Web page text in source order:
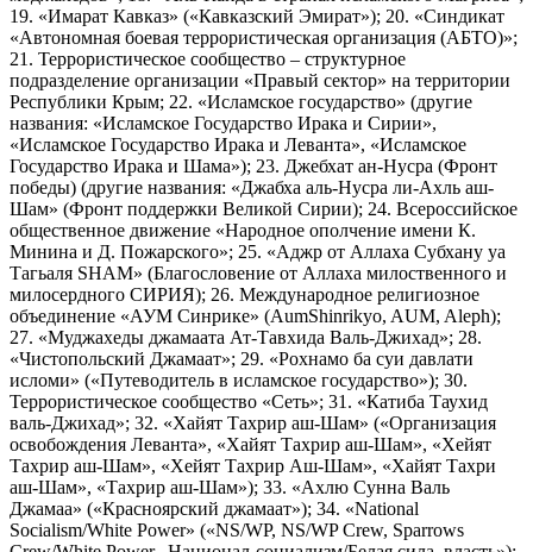
19. «Имарат Кавказ» («Кавказский Эмират»); 20. «Синдикат
«Автономная боевая террористическая организация (АБТО)»;
21. Террористическое сообщество – структурное
подразделение организации «Правый сектор» на территории
Республики Крым; 22. «Исламское государство» (другие
названия: «Исламское Государство Ирака и Сирии»,
«Исламское Государство Ирака и Леванта», «Исламское
Государство Ирака и Шама»); 23. Джебхат ан-Нусра (Фронт
победы) (другие названия: «Джабха аль-Нусра ли-Ахль аш-
Шам» (Фронт поддержки Великой Сирии); 24. Всероссийское
общественное движение «Народное ополчение имени К.
Минина и Д. Пожарского»; 25. «Аджр от Аллаха Субхану уа
Тагьаля SHAM» (Благословение от Аллаха милоственного и
милосердного СИРИЯ); 26. Международное религиозное
объединение «АУМ Синрике» (AumShinrikyo, AUM, Aleph);
27. «Муджахеды джамаата Ат-Тавхида Валь-Джихад»; 28.
«Чистопольский Джамаат»; 29. «Рохнамо ба суи давлати
исломи» («Путеводитель в исламское государство»); 30.
Террористическое сообщество «Сеть»; 31. «Катиба Таухид
валь-Джихад»; 32. «Хайят Тахрир аш-Шам» («Организация
освобождения Леванта», «Хайят Тахрир аш-Шам», «Хейят
Тахрир аш-Шам», «Хейят Тахрир Аш-Шам», «Хайят Тахри
аш-Шам», «Тахрир аш-Шам»); 33. «Ахлю Сунна Валь
Джамаа» («Красноярский джамаат»); 34. «National
Socialism/White Power» («NS/WP, NS/WP Crew, Sparrows